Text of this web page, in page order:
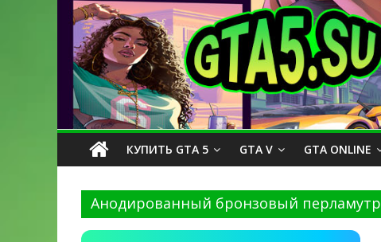
КУПИТЬ GTA 5 GTA V GTA ONLINE
Анодированный бронзовый перламутр